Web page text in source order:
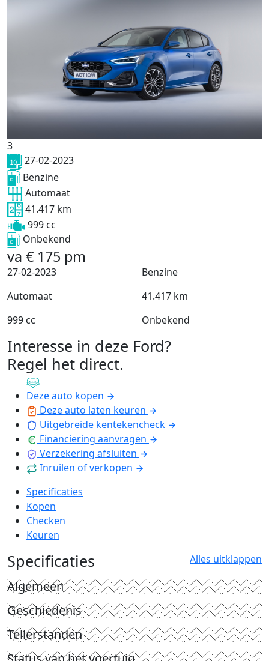
3
27-02-2023
Benzine
Automaat
41.417 km
999 cc
Onbekend
va € 175 pm
27-02-2023
Benzine
Automaat
41.417 km
999 cc
Onbekend
Interesse in deze Ford?
Regel het direct.
Deze auto kopen
Deze auto laten keuren
Uitgebreide kentekencheck
Financiering aanvragen
Verzekering afsluiten
Inruilen of verkopen
Specificaties
Kopen
Checken
Keuren
Specificaties Alles uitklappen
Algemeen
Geschiedenis
Tellerstanden